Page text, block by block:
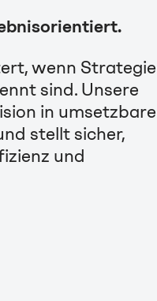
wenn Strategie
sind. Unsere
in umsetzbare
stellt sicher,
und